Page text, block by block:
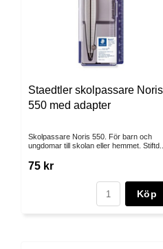
Staedtler skolpassare Noris
550 med adapter
Skolpassare Noris 550. För barn och
ungdomar till skolan eller hemmet. Stiftd...
75 kr
Köp